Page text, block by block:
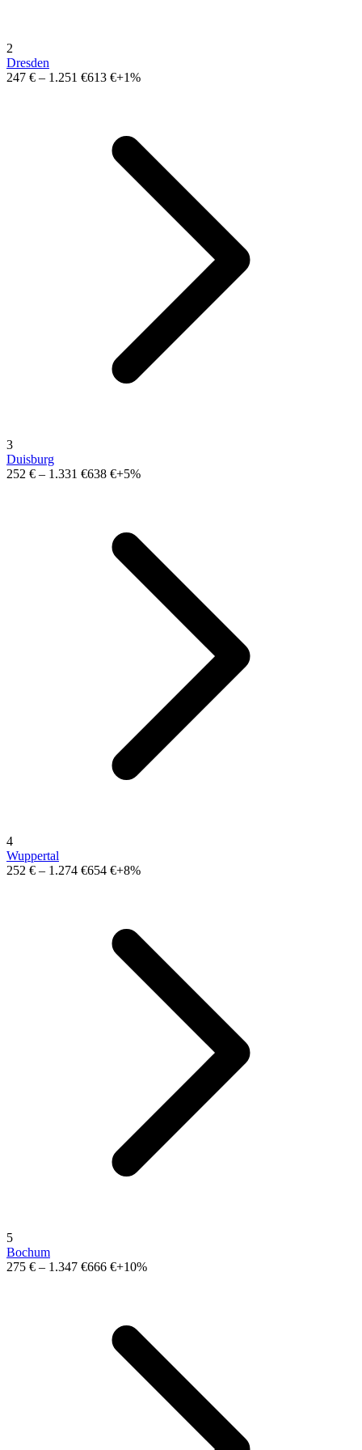
2
Dresden
247 € – 1.251 €613 €+1%
3
Duisburg
252 € – 1.331 €638 €+5%
4
Wuppertal
252 € – 1.274 €654 €+8%
5
Bochum
275 € – 1.347 €666 €+10%